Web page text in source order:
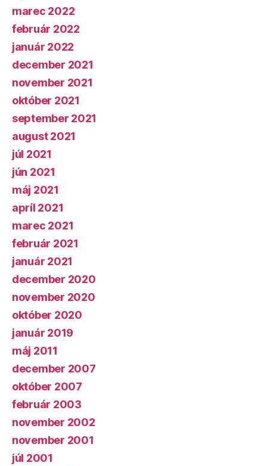
marec 2022
február 2022
január 2022
december 2021
november 2021
október 2021
september 2021
august 2021
júl 2021
jún 2021
máj 2021
apríl 2021
marec 2021
február 2021
január 2021
december 2020
november 2020
október 2020
január 2019
máj 2011
december 2007
október 2007
február 2003
november 2002
november 2001
júl 2001